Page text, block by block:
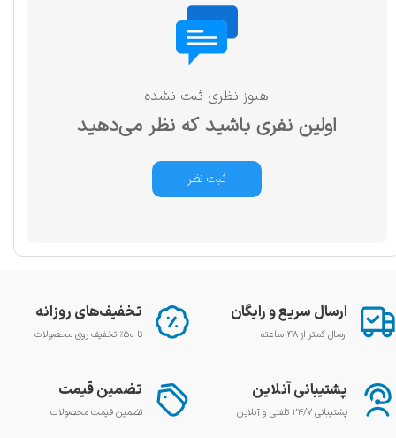
هنوز نظری ثبت نشده
اولین نفری باشید که نظر می‌دهید
ثبت نظر
ارسال سریع و رایگان
ارسال کمتر از ۴۸ ساعته
تخفیف‌های روزانه
تا ۵۰٪ تخفیف روی محصولات
پشتیبانی آنلاین
پشتیبانی ۲۴/۷ تلفنی و آنلاین
تضمین قیمت
تضمین قیمت محصولات